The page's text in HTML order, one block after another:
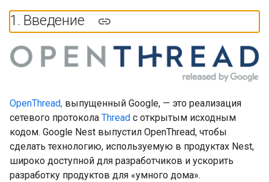
1. Введение
OpenThread, выпущенный Google, — это реализация
сетевого протокола Thread с открытым исходным
кодом. Google Nest выпустил OpenThread, чтобы
сделать технологию, используемую в продуктах Nest,
широко доступной для разработчиков и ускорить
разработку продуктов для «умного дома».